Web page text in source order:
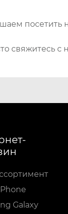
посетить
свяжитесь с
Galaxy